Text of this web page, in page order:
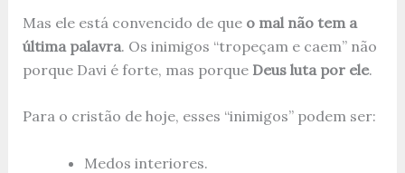
Mas ele está convencido de que o mal não tem a
última palavra. Os inimigos “tropeçam e caem” não
porque Davi é forte, mas porque Deus luta por ele.
Para o cristão de hoje, esses “inimigos” podem ser:
Medos interiores.